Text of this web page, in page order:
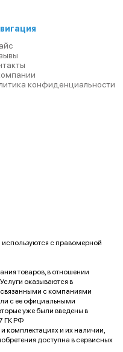
конфиденциальности
с правомерной
товаров, в отношении
оказываются в
связанными с компаниями
с ее официальными
уже были введены в
ГК РФ
комплектациях и их наличии,
доступна в сервисных